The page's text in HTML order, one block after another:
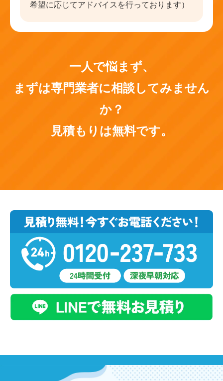
希望に応じてアドバイスを行っております）
一人で悩まず、
まずは専門業者に相談してみません
か？
見積もりは無料です。